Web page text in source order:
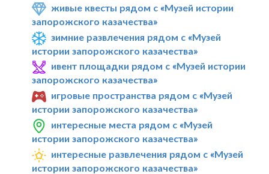
живые квесты рядом с «Музей истории
запорожского казачества»
зимние развлечения рядом с «Музей
истории запорожского казачества»
ивент площадки рядом с «Музей истории
запорожского казачества»
игровые пространства рядом с «Музей
истории запорожского казачества»
интересные места рядом с «Музей
истории запорожского казачества»
интересные развлечения рядом с «Музей
истории запорожского казачества»